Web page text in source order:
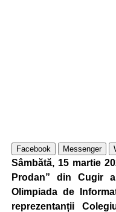
Facebook Messenger
Sâmbătă, 15 martie
Prodan” din Cugir
Olimpiada de
reprezentanții